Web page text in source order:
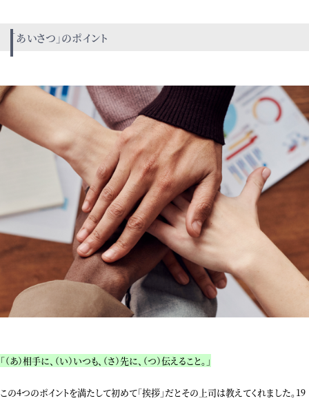
「あいさつ」のポイント
「（あ）相手に、（い）いつも、（さ）先に、（つ）伝えること。」
この4つのポイントを満たして初めて「挨拶」だとその上司は教えてくれました。19